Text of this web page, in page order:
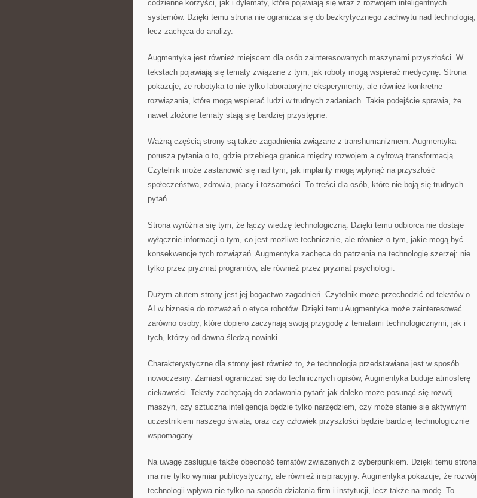
codzienne korzyści, jak i dylematy, które pojawiają się wraz z rozwojem inteligentnych
systemów. Dzięki temu strona nie ogranicza się do bezkrytycznego zachwytu nad technologią,
lecz zachęca do analizy.
Augmentyka jest również miejscem dla osób zainteresowanych maszynami przyszłości. W
tekstach pojawiają się tematy związane z tym, jak roboty mogą wspierać medycynę. Strona
pokazuje, że robotyka to nie tylko laboratoryjne eksperymenty, ale również konkretne
rozwiązania, które mogą wspierać ludzi w trudnych zadaniach. Takie podejście sprawia, że
nawet złożone tematy stają się bardziej przystępne.
Ważną częścią strony są także zagadnienia związane z transhumanizmem. Augmentyka
porusza pytania o to, gdzie przebiega granica między rozwojem a cyfrową transformacją.
Czytelnik może zastanowić się nad tym, jak implanty mogą wpłynąć na przyszłość
społeczeństwa, zdrowia, pracy i tożsamości. To treści dla osób, które nie boją się trudnych
pytań.
Strona wyróżnia się tym, że łączy wiedzę technologiczną. Dzięki temu odbiorca nie dostaje
wyłącznie informacji o tym, co jest możliwe technicznie, ale również o tym, jakie mogą być
konsekwencje tych rozwiązań. Augmentyka zachęca do patrzenia na technologię szerzej: nie
tylko przez pryzmat programów, ale również przez pryzmat psychologii.
Dużym atutem strony jest jej bogactwo zagadnień. Czytelnik może przechodzić od tekstów o
AI w biznesie do rozważań o etyce robotów. Dzięki temu Augmentyka może zainteresować
zarówno osoby, które dopiero zaczynają swoją przygodę z tematami technologicznymi, jak i
tych, którzy od dawna śledzą nowinki.
Charakterystyczne dla strony jest również to, że technologia przedstawiana jest w sposób
nowoczesny. Zamiast ograniczać się do technicznych opisów, Augmentyka buduje atmosferę
ciekawości. Teksty zachęcają do zadawania pytań: jak daleko może posunąć się rozwój
maszyn, czy sztuczna inteligencja będzie tylko narzędziem, czy może stanie się aktywnym
uczestnikiem naszego świata, oraz czy człowiek przyszłości będzie bardziej technologicznie
wspomagany.
Na uwagę zasługuje także obecność tematów związanych z cyberpunkiem. Dzięki temu strona
ma nie tylko wymiar publicystyczny, ale również inspiracyjny. Augmentyka pokazuje, że rozwój
technologii wpływa nie tylko na sposób działania firm i instytucji, lecz także na modę. To